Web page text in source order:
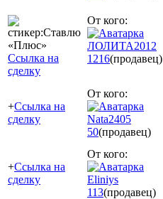
Ссылка на
сделку
От кого:
ЛОЛИТА2012
1216(продавец)
+Ссылка на
сделку
От кого:
Nata2405
50(продавец)
+Ссылка на
сделку
От кого:
Eliniys
113(продавец)